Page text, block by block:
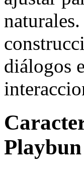
diálogos